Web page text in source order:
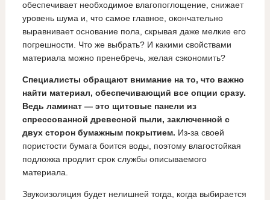
обеспечивает необходимое влагопоглощение, снижает
уровень шума и, что самое главное, окончательно
выравнивает основание пола, скрывая даже мелкие его
погрешности. Что же выбрать? И какими свойствами
материала можно пренебречь, желая сэкономить?
Специалисты обращают внимание на то, что важно
найти материал, обеспечивающий все опции сразу.
Ведь ламинат — это щитовые панели из
спрессованной древесной пыли, заключенной с
двух сторон бумажным покрытием. Из-за своей
пористости бумага боится воды, поэтому влагостойкая
подложка продлит срок службы описываемого
материала.
Звукоизоляция будет нелишней тогда, когда выбирается